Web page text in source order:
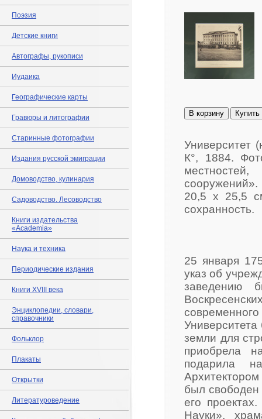
Поэзия
Детские книги
Автографы, рукописи
Иудаика
Географические карты
Гравюры и литографии
Старинные фотографии
Издания русской эмиграции
Домоводство, кулинария
Садоводство. Лесоводство
Книги издательства
«Academia»
Наука и техника
Периодические издания
Книги XVIII века
Энциклопедии, словари,
справочники
Фольклор
Плакаты
Открытки
Литературоведение
В корзину Купить
Университет
К°, 1884.
20,5 х 25,5
сохранность.
25 января
указ об
заведению
земли для
приобрела
подарила
был свободен
его
Науки»,